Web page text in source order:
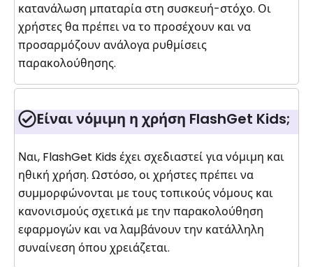
κατανάλωση μπαταρία στη συσκευή-στόχο. Οι
χρήστες θα πρέπει να το προσέχουν και να
προσαρμόζουν ανάλογα ρυθμίσεις
παρακολούθησης.
Είναι νόμιμη η χρήση FlashGet Kids;
Ναι, FlashGet Kids έχει σχεδιαστεί για νόμιμη και
ηθική χρήση. Ωστόσο, οι χρήστες πρέπει να
συμμορφώνονται με τους τοπικούς νόμους και
κανονισμούς σχετικά με την παρακολούθηση
εφαρμογών και να λαμβάνουν την κατάλληλη
συναίνεση όπου χρειάζεται.